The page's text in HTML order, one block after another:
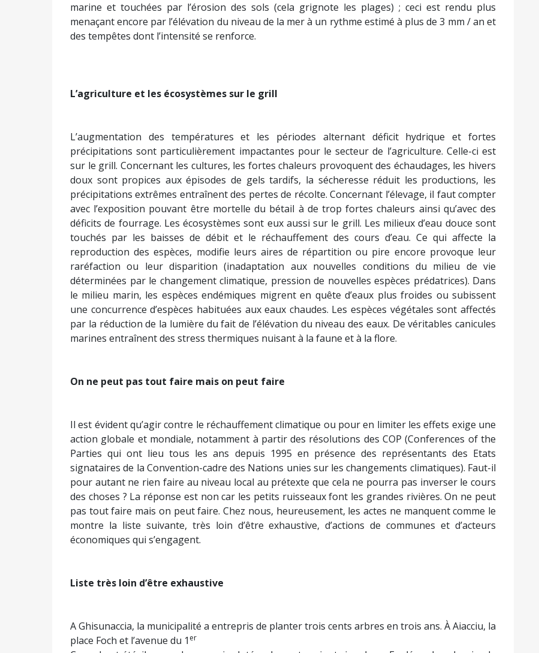
marine et touchées par l’érosion des sols (cela grignote les plages) ; ceci est rendu plus
menaçant encore par l’élévation du niveau de la mer à un rythme estimé à plus de 3 mm / an et
des tempêtes dont l’intensité se renforce.
L’agriculture et les écosystèmes sur le grill
L’augmentation des températures et les périodes alternant déficit hydrique et fortes
précipitations sont particulièrement impactantes pour le secteur de l’agriculture. Celle-ci est
sur le grill. Concernant les cultures, les fortes chaleurs provoquent des échaudages, les hivers
doux sont propices aux épisodes de gels tardifs, la sécheresse réduit les productions, les
précipitations extrêmes entraînent des pertes de récolte. Concernant l’élevage, il faut compter
avec l’exposition pouvant être mortelle du bétail à de trop fortes chaleurs ainsi qu’avec des
déficits de fourrage. Les écosystèmes sont eux aussi sur le grill. Les milieux d’eau douce sont
touchés par les baisses de débit et le réchauffement des cours d’eau. Ce qui affecte la
reproduction des espèces, modifie leurs aires de répartition ou pire encore provoque leur
raréfaction ou leur disparition (inadaptation aux nouvelles conditions du milieu de vie
déterminées par le changement climatique, pression de nouvelles espèces prédatrices). Dans
le milieu marin, les espèces endémiques migrent en quête d’eaux plus froides ou subissent
une concurrence d’espèces habituées aux eaux chaudes. Les espèces végétales sont affectés
par la réduction de la lumière du fait de l’élévation du niveau des eaux. De véritables canicules
marines entraînent des stress thermiques nuisant à la faune et à la flore.
On ne peut pas tout faire mais on peut faire
Il est évident qu’agir contre le réchauffement climatique ou pour en limiter les effets exige une
action globale et mondiale, notamment à partir des résolutions des COP (Conferences of the
Parties qui ont lieu tous les ans depuis 1995 en présence des représentants des Etats
signataires de la Convention-cadre des Nations unies sur les changements climatiques). Faut-il
pour autant ne rien faire au niveau local au prétexte que cela ne pourra pas inverser le cours
des choses ? La réponse est non car les petits ruisseaux font les grandes rivières. On ne peut
pas tout faire mais on peut faire. Chez nous, heureusement, les actes ne manquent comme le
montre la liste suivante, très loin d’être exhaustive, d’actions de communes et d’acteurs
économiques qui s’engagent.
Liste très loin d’être exhaustive
A Ghisunaccia, la municipalité a entrepris de planter trois cents arbres en trois ans. À Aiacciu, la
place Foch et l’avenue du 1 er